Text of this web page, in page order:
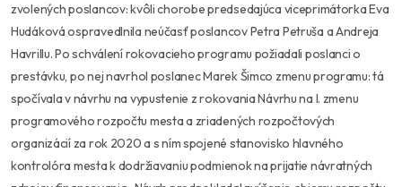
zvolených poslancov: kvôli chorobe predsedajúca viceprimátorka Eva
Hudáková ospravedlnila neúčasť poslancov Petra Petruša a Andreja
Havrillu. Po schválení rokovacieho programu požiadali poslanci o
prestávku, po nej navrhol poslanec Marek Šimco zmenu programu: tá
spočívala v návrhu na vypustenie z rokovania Návrhu na I. zmenu
programového rozpočtu mesta a zriadených rozpočtových
organizácií za rok 2020 a s ním spojené stanovisko hlavného
kontrolóra mesta k dodržiavaniu podmienok na prijatie návratných